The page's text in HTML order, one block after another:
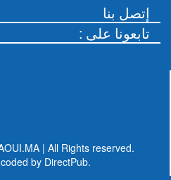
إتصل بنا
: تابعونا على
| All Rights reserved.
by DirectPub.